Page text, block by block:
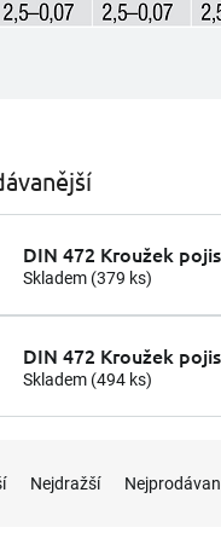
DIN 472 Kroužek
Skladem (379 ks)
DIN 472 Kroužek
Skladem (494 ks)
Nejdražší